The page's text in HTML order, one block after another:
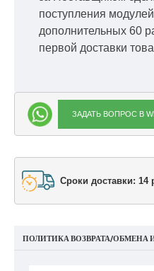
поступления
дополнительных 60
первой доставки
ЗАДАТЬ ВОПРОС В
Сроки доставки: 14
ПОЛИТИКА ВОЗВРАТА/ОБМЕНА